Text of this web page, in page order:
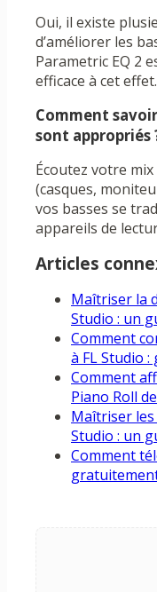
Oui, il existe
d’améliorer les
Parametric EQ 2
efficace à cet effet.
Comment
sont appropriés
Écoutez votre
(casques,
vos basses se
appareils de
Articles
Maîtriser la
Studio : un
Comment
à FL Studio
Comment
Piano Roll
Maîtriser les
Studio : un
Comment